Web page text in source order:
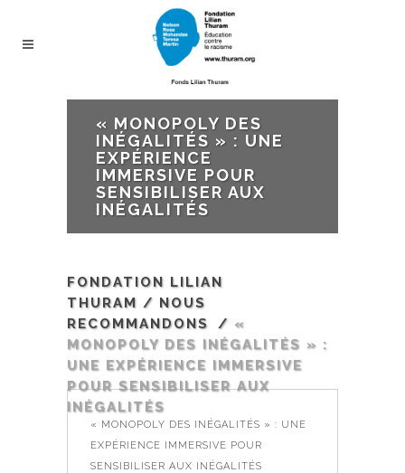
« MONOPOLY DES
INÉGALITÉS » : UNE
EXPÉRIENCE
IMMERSIVE POUR
SENSIBILISER AUX
INÉGALITÉS
FONDATION LILIAN
THURAM / NOUS
RECOMMANDONS
/ «
MONOPOLY DES INÉGALITÉS » :
UNE EXPÉRIENCE IMMERSIVE
POUR SENSIBILISER AUX
INÉGALITÉS
« MONOPOLY DES INÉGALITÉS » : UNE
EXPÉRIENCE IMMERSIVE POUR
SENSIBILISER AUX INÉGALITÉS